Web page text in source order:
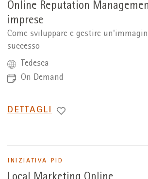
Online Reputation
imprese
Come sviluppare e gestire
successo
Tedesca
On Demand
PASSA
DETTAGLI
INIZIATIVA PID